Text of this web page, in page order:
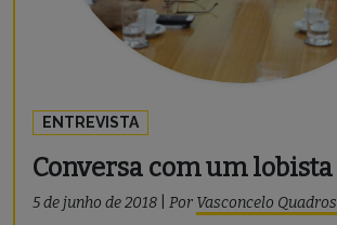
ENTREVISTA
Conversa com um lobista
5 de junho de 2018 Por Vasconcelo Quadros